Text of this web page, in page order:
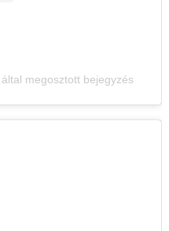
megosztott bejegyzés